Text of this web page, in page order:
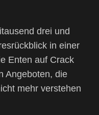
drei und
in einer
Enten auf Crack
Angeboten, die
mehr verstehen